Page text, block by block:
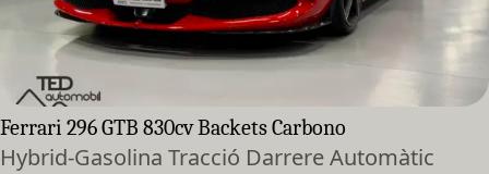
Ferrari 296 GTB 830cv Backets Carbono
Hybrid-Gasolina Tracció Darrere Automàtic